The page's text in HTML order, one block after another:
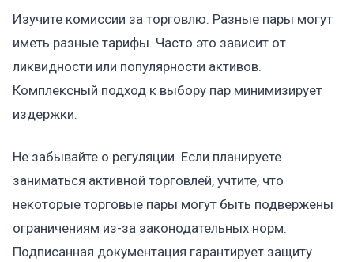
Изучите комиссии за торговлю. Разные пары могут
иметь разные тарифы. Часто это зависит от
ликвидности или популярности активов.
Комплексный подход к выбору пар минимизирует
издержки.
Не забывайте о регуляции. Если планируете
заниматься активной торговлей, учтите, что
некоторые торговые пары могут быть подвержены
ограничениям из-за законодательных норм.
Подписанная документация гарантирует защиту